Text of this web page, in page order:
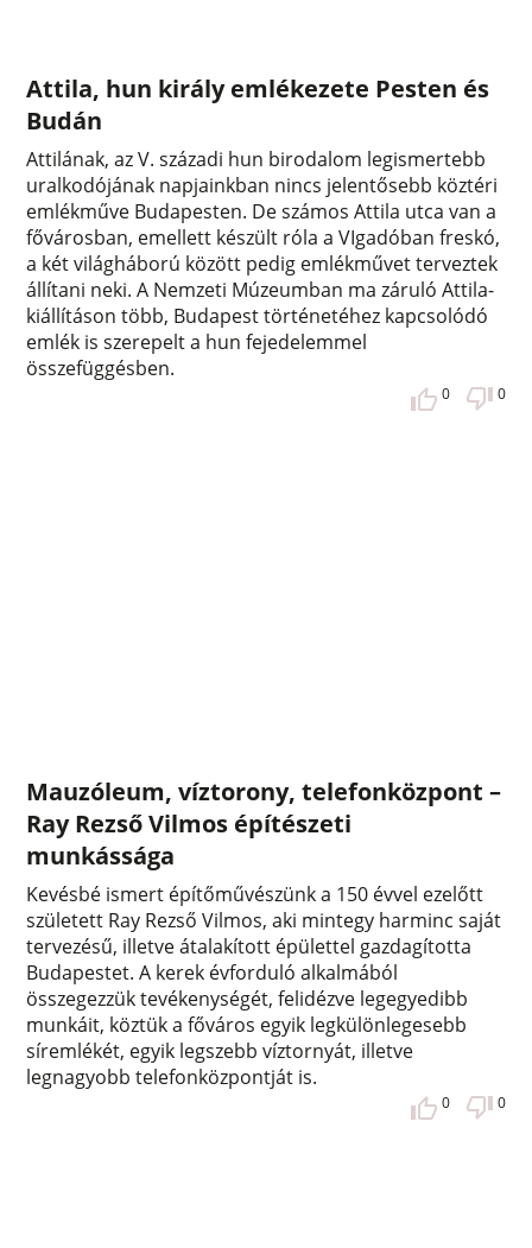
Attila, hun király emlékezete Pesten és
Budán
Attilának, az V. századi hun birodalom legismertebb
uralkodójának napjainkban nincs jelentősebb köztéri
emlékműve Budapesten. De számos Attila utca van a
fővárosban, emellett készült róla a VIgadóban freskó,
a két világháború között pedig emlékművet terveztek
állítani neki. A Nemzeti Múzeumban ma záruló Attila-
kiállításon több, Budapest történetéhez kapcsolódó
emlék is szerepelt a hun fejedelemmel
összefüggésben.
0 0
Mauzóleum, víztorony, telefonközpont –
Ray Rezső Vilmos építészeti
munkássága
Kevésbé ismert építőművészünk a 150 évvel ezelőtt
született Ray Rezső Vilmos, aki mintegy harminc saját
tervezésű, illetve átalakított épülettel gazdagította
Budapestet. A kerek évforduló alkalmából
összegezzük tevékenységét, felidézve legegyedibb
munkáit, köztük a főváros egyik legkülönlegesebb
síremlékét, egyik legszebb víztornyát, illetve
legnagyobb telefonközpontját is.
0 0